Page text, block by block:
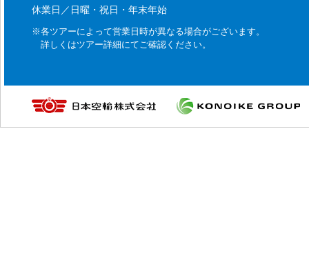
休業日／日曜・祝日・年末年始
※各ツアーによって営業日時が異なる場合がございます。
詳しくはツアー詳細にてご確認ください。